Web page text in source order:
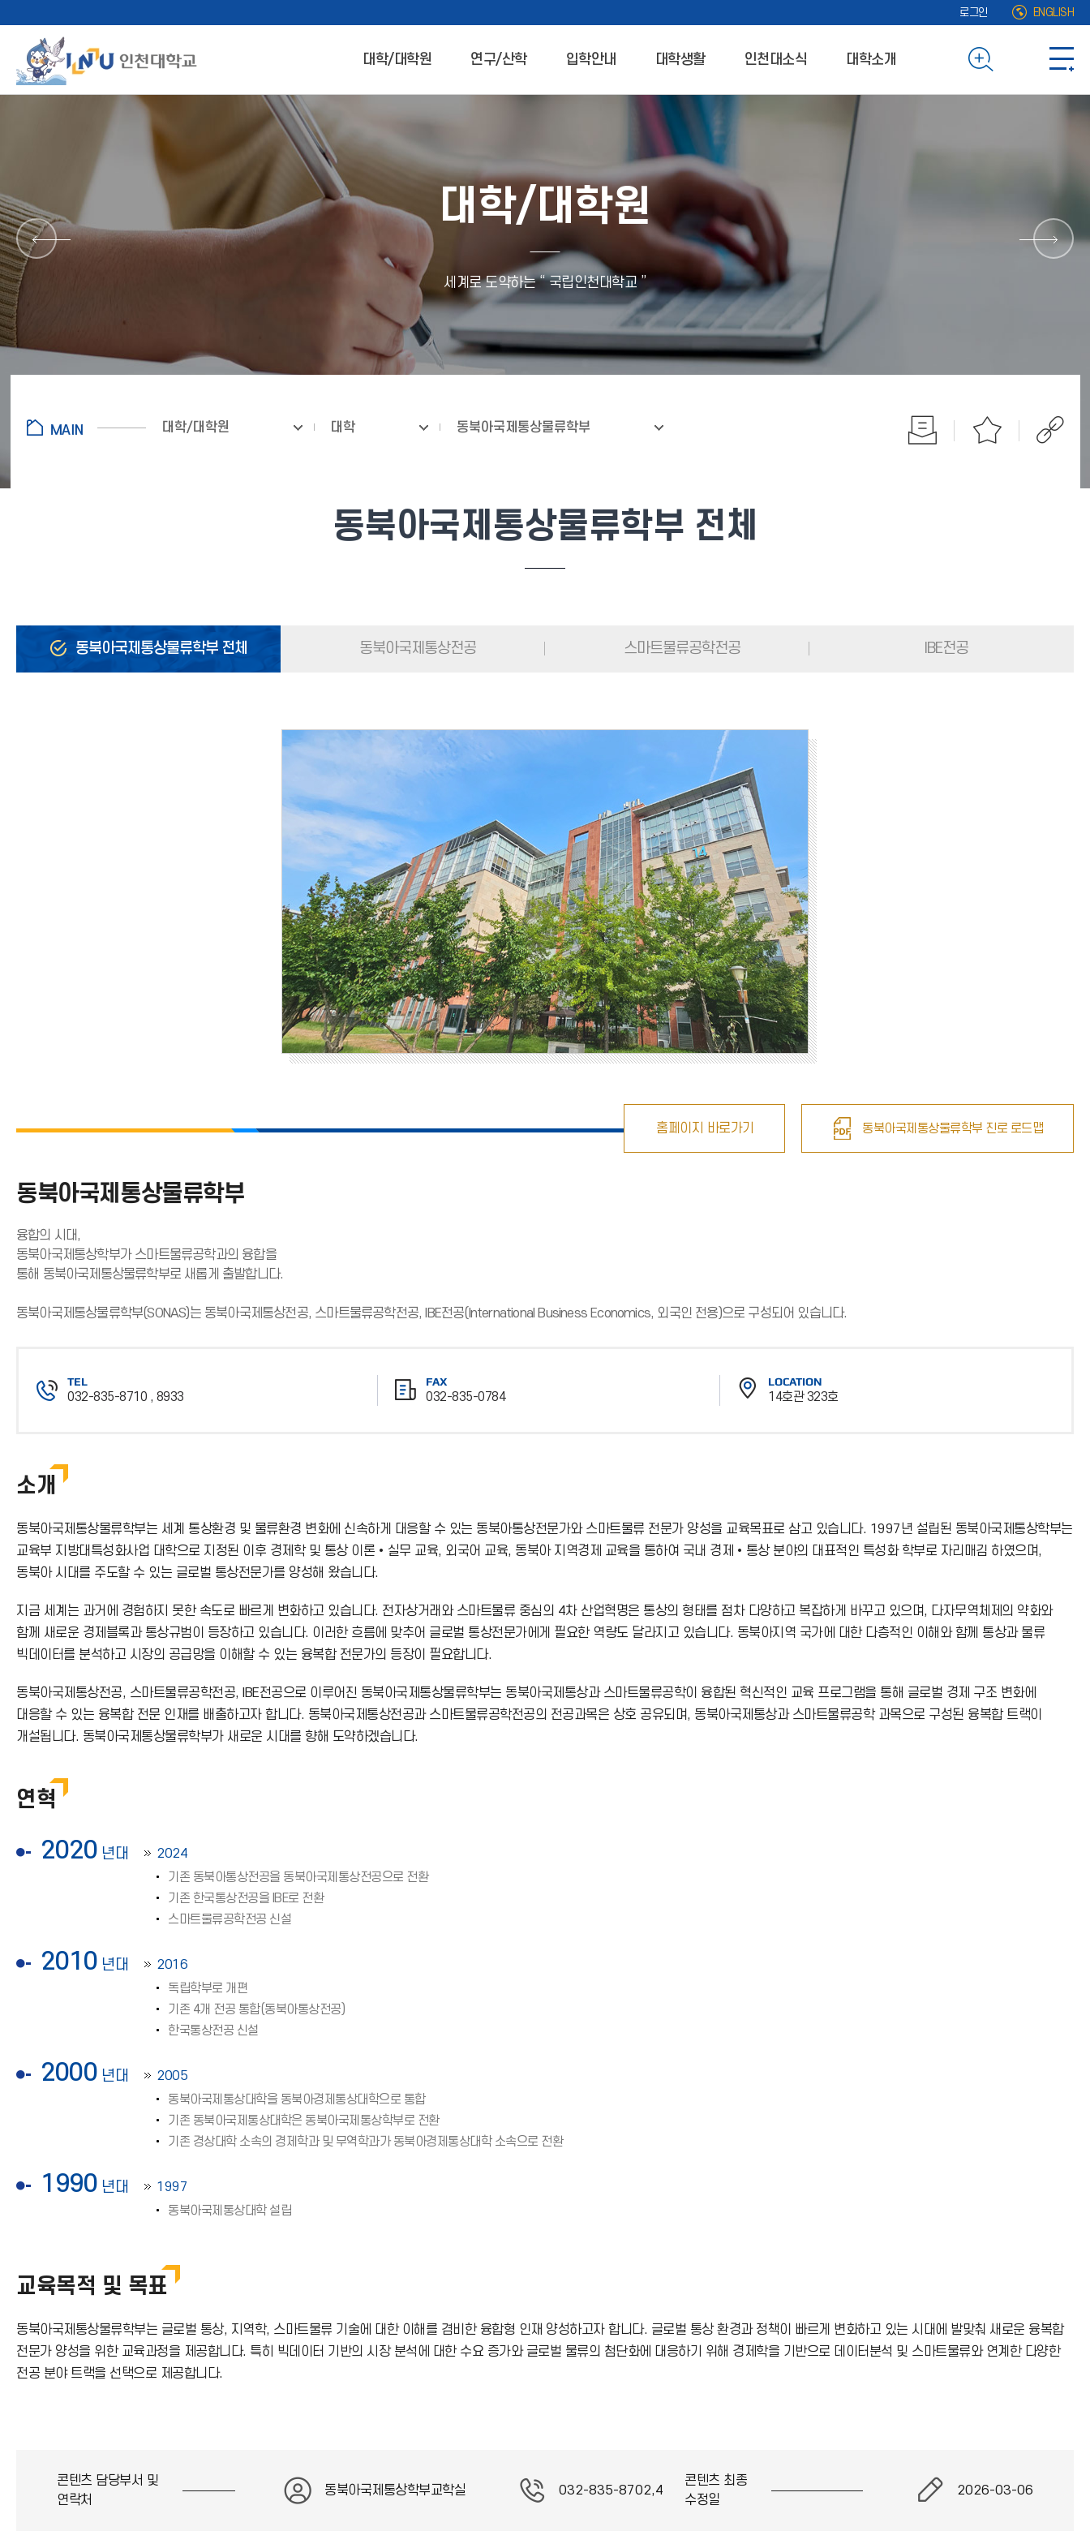
로그인 ENGLISH
대학/대학원 연구/산학 입학안내 대학생활 인천대소식 대학소개
대학/대학원
세계로 도약하는 “ 국립인천대학교 ”
대학/대학원 대학 동북아국제통상물류학부
동북아국제통상물류학부 전체
동북아국제통상물류학부 전체 동북아국제통상전공 스마트물류공학전공 IBE전공
홈페이지 바로가기 동북아국제통상물류학부 진로 로드맵
동북아국제통상물류학부
융합의 시대,
동북아국제통상학부가 스마트물류공학과의 융합을
통해 동북아국제통상물류학부로 새롭게 출발합니다.
동북아국제통상물류학부(SONAS)는 동북아국제통상전공, 스마트물류공학전공, IBE전공(International Business Economics, 외국인 전용)으로 구성되어 있습니다.
TEL
032-835-8710 , 8933
호
FAX
032-835-0784
LOCATION
14호관 323호
소개
동북아국제통상물류학부는 세계 통상환경 및 물류환경 변화에 신속하게 대응할 수 있는 동북아통상전문가와 스마트물류 전문가 양성을 교육목표로 삼고 있습니다. 1997년 설립된 동북아국제통상학부는
교육부 지방대특성화사업 대학으로 지정된 이후 경제학 및 통상 이론•실무 교육, 외국어 교육, 동북아 지역경제 교육을 통하여 국내 경제•통상 분야의 대표적인 특성화 학부로 자리매김 하였으며,
동북아 시대를 주도할 수 있는 글로벌 통상전문가를 양성해 왔습니다.
지금 세계는 과거에 경험하지 못한 속도로 빠르게 변화하고 있습니다. 전자상거래와 스마트물류 중심의 4차 산업혁명은 통상의 형태를 점차 다양하고 복잡하게 바꾸고 있으며, 다자무역체제의 약화와
함께 새로운 경제블록과 통상규범이 등장하고 있습니다. 이러한 흐름에 맞추어 글로벌 통상전문가에게 필요한 역량도 달라지고 있습니다. 동북아지역 국가에 대한 다층적인 이해와 함께 통상과 물류
빅데이터를 분석하고 시장의 공급망을 이해할 수 있는 융복합 전문가의 등장이 필요합니다.
동북아국제통상전공, 스마트물류공학전공, IBE전공으로 이루어진 동북아국제통상물류학부는 동북아국제통상과 스마트물류공학이 융합된 혁신적인 교육 프로그램을 통해 글로벌 경제 구조 변화에
대응할 수 있는 융복합 전문 인재를 배출하고자 합니다. 동북아국제통상전공과 스마트물류공학전공의 전공과목은 상호 공유되며, 동북아국제통상과 스마트물류공학 과목으로 구성된 융복합 트랙이
개설됩니다. 동북아국제통상물류학부가 새로운 시대를 향해 도약하겠습니다.
연혁
2020 년대
2024
기존 동북아통상전공을 동북아국제통상전공으로 전환
기존 한국통상전공을 IBE로 전환
스마트물류공학전공 신설
2010 년대
2016
독립학부로 개편
기존 4개 전공 통합(동북아통상전공)
한국통상전공 신설
2000 년대
2005
동북아국제통상대학을 동북아경제통상대학으로 통합
기존 동북아국제통상대학은 동북아국제통상학부로 전환
기존 경상대학 소속의 경제학과 및 무역학과가 동북아경제통상대학 소속으로 전환
1990 년대
1997
동북아국제통상대학 설립
교육목적 및 목표
동북아국제통상물류학부는 글로벌 통상, 지역학, 스마트물류 기술에 대한 이해를 겸비한 융합형 인재 양성하고자 합니다. 글로벌 통상 환경과 정책이 빠르게 변화하고 있는 시대에 발맞춰 새로운 융복합
전문가 양성을 위한 교육과정을 제공합니다. 특히 빅데이터 기반의 시장 분석에 대한 수요 증가와 글로벌 물류의 첨단화에 대응하기 위해 경제학을 기반으로 데이터분석 및 스마트물류와 연계한 다양한
전공 분야 트랙을 선택으로 제공합니다.
콘텐츠 담당부서 및
연락처
동북아국제통상학부교학실 032-835-8702,4
콘텐츠 최종
수정일
2026-03-06